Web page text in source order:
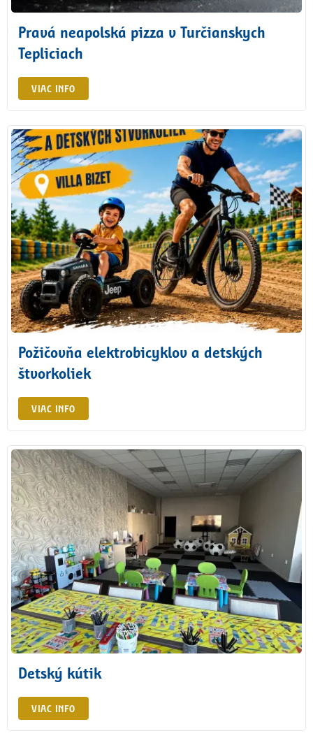
Pravá neapolská pizza v Turčianskych
Tepliciach
VIAC INFO
Požičovňa elektrobicyklov a detských
štvorkoliek
VIAC INFO
Detský kútik
VIAC INFO